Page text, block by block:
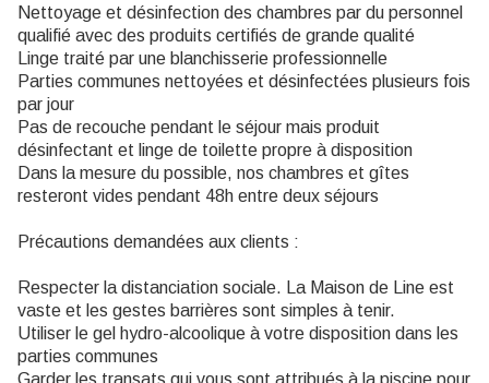
Nettoyage et désinfection des chambres par du personnel
qualifié avec des produits certifiés de grande qualité
Linge traité par une blanchisserie professionnelle
Parties communes nettoyées et désinfectées plusieurs fois
par jour
Pas de recouche pendant le séjour mais produit
désinfectant et linge de toilette propre à disposition
Dans la mesure du possible, nos chambres et gîtes
resteront vides pendant 48h entre deux séjours
Précautions demandées aux clients :
Respecter la distanciation sociale. La Maison de Line est
vaste et les gestes barrières sont simples à tenir.
Utiliser le gel hydro-alcoolique à votre disposition dans les
parties communes
Garder les transats qui vous sont attribués à la piscine pour